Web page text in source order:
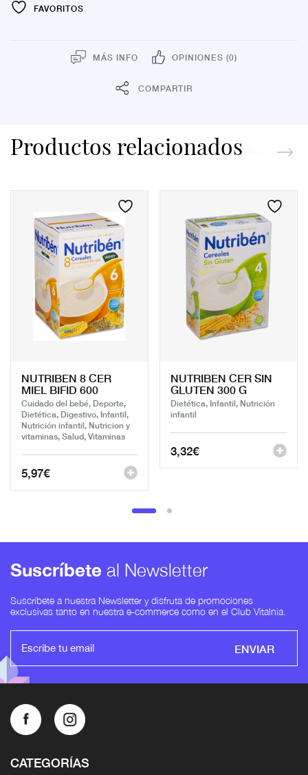
FAVORITOS
MÁS INFO OPINIONES (0)
COMPARTIR
Productos relacionados
NUTRIBEN 8 CER
MIEL BIFID 600
Cuidado del bebé, Deporte,
Dietética, Digestivo, Infantil,
Nutrición infantil, Nutricion y
vitaminas, Salud, Vitaminas
5,97€
NUTRIBEN CER SIN
GLUTEN 300 G
Dietética, Infantil, Nutrición
infantil
3,32€
Suscríbete al Newsletter
Suscríbete a nuestra Newsletter y disfruta de promociones
exclusivas tanto en nuestra e-commerce como en el Club Vitalnia.
ENVIAR
CATEGORÍAS